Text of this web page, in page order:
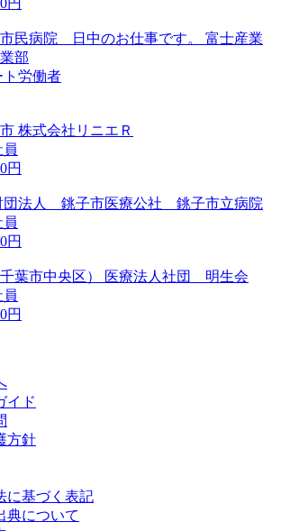
円
民病院 日中のお仕事です。 富士産業
部
ト労働者
株式会社リニエＲ
員
円
団法人 銚子市医療公社 銚子市立病院
員
円
葉市中央区） 医療法人社団 明生会
員
円
イド
方針
に基づく表記
典について